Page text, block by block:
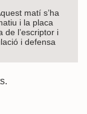
matí s’ha
i la placa
de l’escriptor i
i defensa
per navegar.